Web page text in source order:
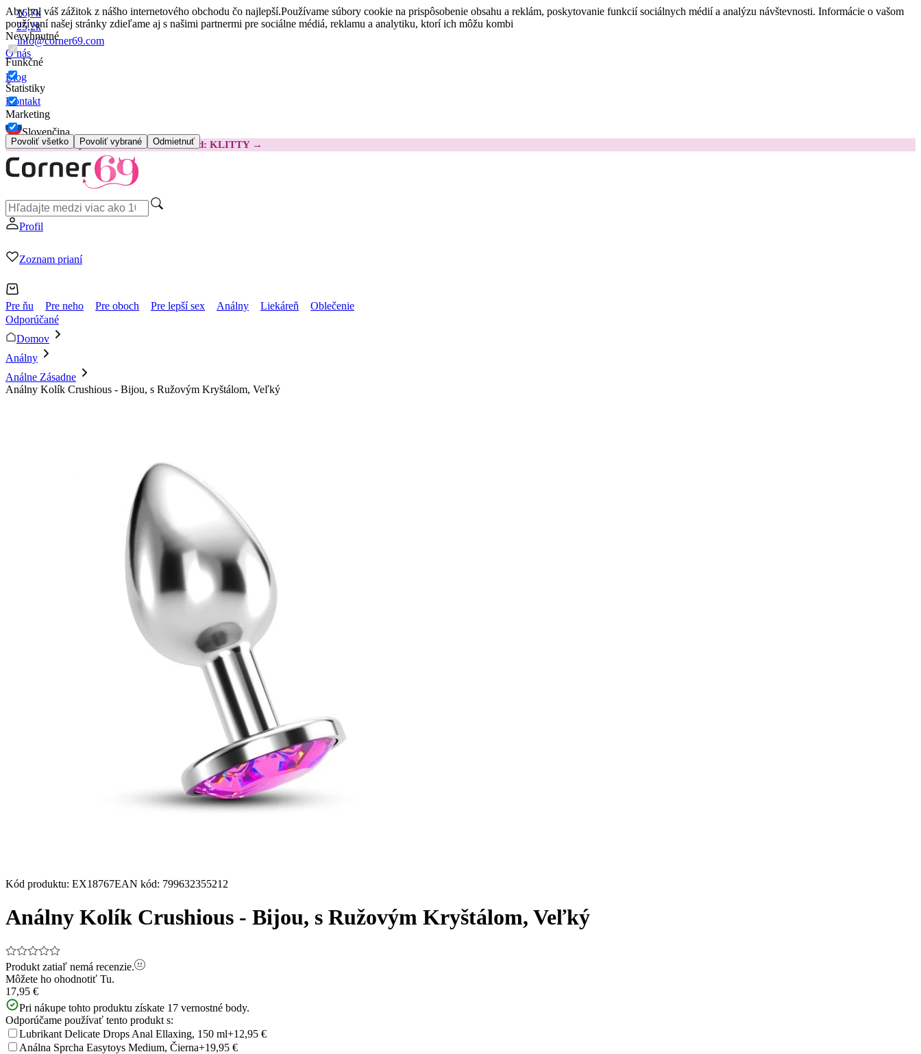
Aby bol váš zážitok z nášho internetového obchodu čo najlepší.Používame súbory cookie na prispôsobenie obsahu a reklám, poskytovanie funkcií sociálnych médií a analýzu návštevnosti. Informácie o vašom
používaní našej stránky zdieľame aj s našimi partnermi pre sociálne médiá, reklamu a analytiku, ktorí ich môžu kombi
Nevyhnutné
Funkčné
Štatistiky
Marketing
Povoliť všetko Povoliť vybrané Odmietnuť
16,7k
25,2k
info@corner69.com
O nás
Blog
Kontakt
Slovenčina
😽Svakom Klitty: O 15 € LACNEJŠIEKód: KLITTY →
Profil
Zoznam prianí
Pre ňu Pre neho Pre oboch Pre lepší sex Análny Liekáreň
Oblečenie
Odporúčané
Domov
Análny
Análne Zásadne
Análny Kolík Crushious - Bijou, s Ružovým Kryštálom, Veľký
Kód produktu: EX18767EAN kód: 799632355212
Análny Kolík Crushious - Bijou, s Ružovým Kryštálom, Veľký
Produkt zatiaľ nemá recenzie.
Môžete ho ohodnotiť Tu.
17,95 €
Pri nákupe tohto produktu získate 17 vernostné body.
Odporúčame používať tento produkt s:
Lubrikant Delicate Drops Anal Ellaxing, 150 ml+12,95 €
Análna Sprcha Easytoys Medium, Čierna+19,95 €